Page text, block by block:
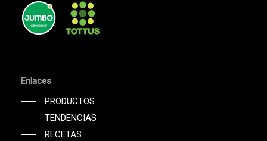
Enlaces
PRODUCTOS
TENDENCIAS
RECETAS